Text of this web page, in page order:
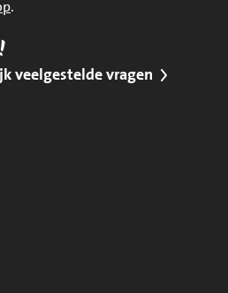
.
veelgestelde vragen